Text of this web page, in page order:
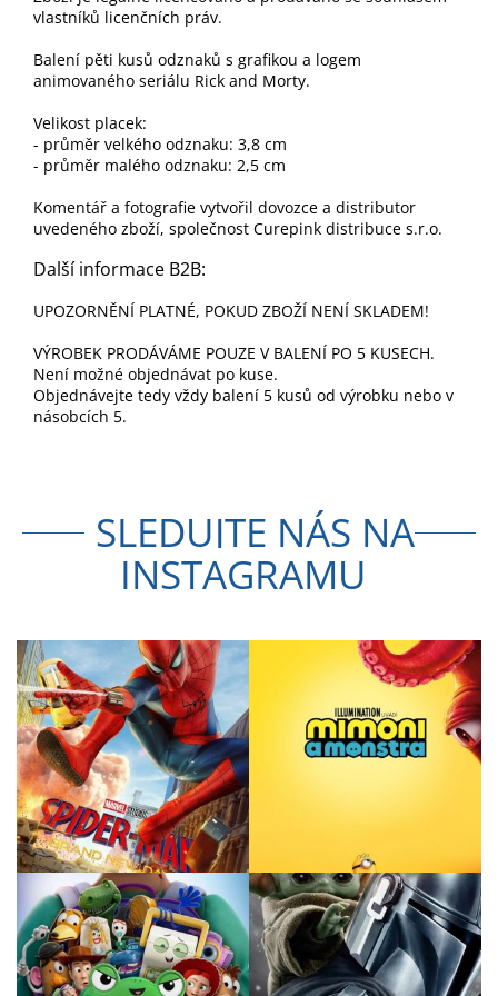
vlastníků licenčních práv.
Balení pěti kusů odznaků s grafikou a logem
animovaného seriálu Rick and Morty.
Velikost placek:
- průměr velkého odznaku: 3,8 cm
- průměr malého odznaku: 2,5 cm
Komentář a fotografie vytvořil dovozce a distributor
uvedeného zboží, společnost Curepink distribuce s.r.o.
Další informace B2B:
UPOZORNĚNÍ PLATNÉ, POKUD ZBOŽÍ NENÍ SKLADEM!
VÝROBEK PRODÁVÁME POUZE V BALENÍ PO 5 KUSECH.
Není možné objednávat po kuse.
Objednávejte tedy vždy balení 5 kusů od výrobku nebo v
násobcích 5.
SLEDUJTE NÁS NA
INSTAGRAMU